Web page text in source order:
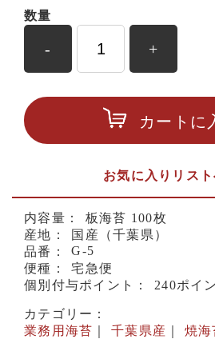
数量
- +
カートに
お気に入りリス
内容量：
板海苔 100枚
産地：
国産（千葉県）
品番：
G-5
便種：
宅急便
個別付与ポイント：
240ポイ
カテゴリー：
業務用海苔
千葉県産 焼海